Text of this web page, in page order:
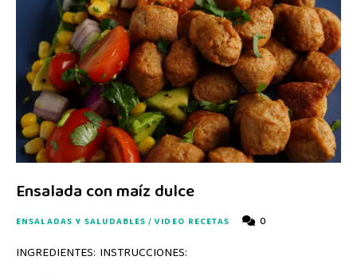
Ensalada con maíz dulce
ENSALADAS Y SALUDABLES / VIDEO RECETAS 0
INGREDIENTES: INSTRUCCIONES: